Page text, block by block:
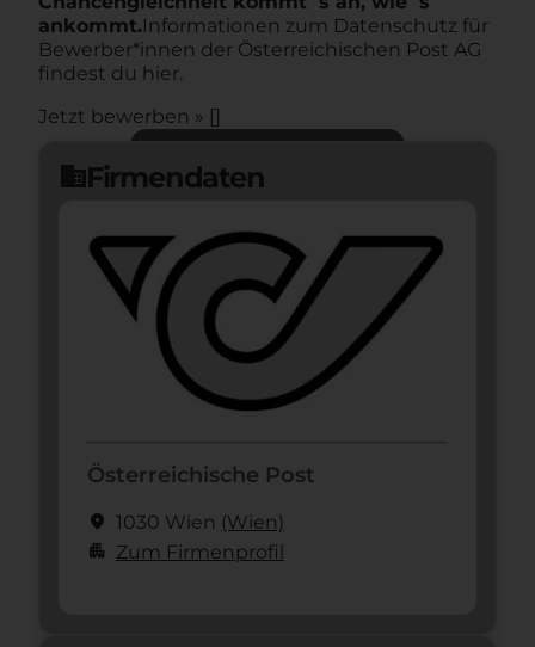
ankommt.Informationen zum Datenschutz für
Bewerber*innen der Österreichischen Post AG
findest du hier.
Jetzt bewerben » []
domainFirmendaten
Österreichische Post
location_on 1030 Wien (Wien)
apartment Zum Firmenprofil